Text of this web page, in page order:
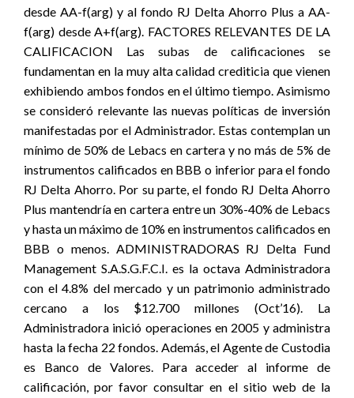
desde AA-f(arg) y al fondo RJ Delta Ahorro Plus a AA-
f(arg) desde A+f(arg). FACTORES RELEVANTES DE LA
CALIFICACION Las subas de calificaciones se
fundamentan en la muy alta calidad crediticia que vienen
exhibiendo ambos fondos en el último tiempo. Asimismo
se consideró relevante las nuevas políticas de inversión
manifestadas por el Administrador. Estas contemplan un
mínimo de 50% de Lebacs en cartera y no más de 5% de
instrumentos calificados en BBB o inferior para el fondo
RJ Delta Ahorro. Por su parte, el fondo RJ Delta Ahorro
Plus mantendría en cartera entre un 30%-40% de Lebacs
y hasta un máximo de 10% en instrumentos calificados en
BBB o menos. ADMINISTRADORAS RJ Delta Fund
Management S.A.S.G.F.C.I. es la octava Administradora
con el 4.8% del mercado y un patrimonio administrado
cercano a los $12.700 millones (Oct’16). La
Administradora inició operaciones en 2005 y administra
hasta la fecha 22 fondos. Además, el Agente de Custodia
es Banco de Valores. Para acceder al informe de
calificación, por favor consultar en el sitio web de la